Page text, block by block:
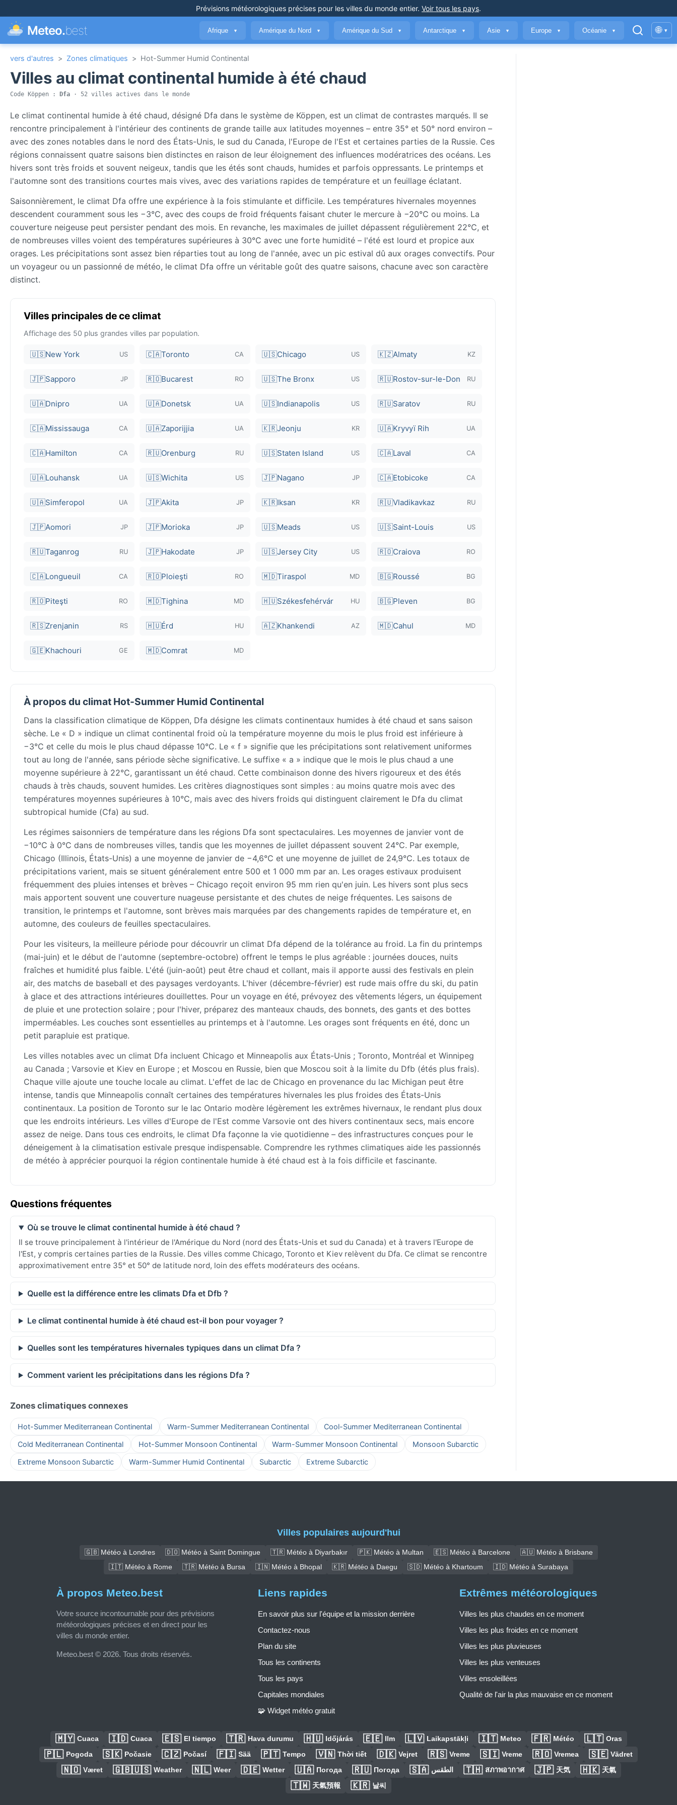
Prévisions météorologiques précises pour les villes du monde entier. Voir tous les pays.
Meteo.best Afrique ▼ Amérique du Nord ▼ Amérique du Sud ▼ Antarctique ▼ Asie ▼ Europe ▼ Océanie ▼ 🌐 ▾
vers d'autres > Zones climatiques > Hot-Summer Humid Continental
Villes au climat continental humide à été chaud
Code Köppen : Dfa · 52 villes actives dans le monde
Le climat continental humide à été chaud, désigné Dfa dans le système de Köppen, est un climat de contrastes marqués. Il se
rencontre principalement à l'intérieur des continents de grande taille aux latitudes moyennes – entre 35° et 50° nord environ –
avec des zones notables dans le nord des États-Unis, le sud du Canada, l'Europe de l'Est et certaines parties de la Russie. Ces
régions connaissent quatre saisons bien distinctes en raison de leur éloignement des influences modératrices des océans. Les
hivers sont très froids et souvent neigeux, tandis que les étés sont chauds, humides et parfois oppressants. Le printemps et
l'automne sont des transitions courtes mais vives, avec des variations rapides de température et un feuillage éclatant.
Saisonnièrement, le climat Dfa offre une expérience à la fois stimulante et difficile. Les températures hivernales moyennes
descendent couramment sous les −3°C, avec des coups de froid fréquents faisant chuter le mercure à −20°C ou moins. La
couverture neigeuse peut persister pendant des mois. En revanche, les maximales de juillet dépassent régulièrement 22°C, et
de nombreuses villes voient des températures supérieures à 30°C avec une forte humidité – l'été est lourd et propice aux
orages. Les précipitations sont assez bien réparties tout au long de l'année, avec un pic estival dû aux orages convectifs. Pour
un voyageur ou un passionné de météo, le climat Dfa offre un véritable goût des quatre saisons, chacune avec son caractère
distinct.
Villes principales de ce climat
Affichage des 50 plus grandes villes par population.
🇺🇸New York US 🇨🇦Toronto CA 🇺🇸Chicago US 🇰🇿Almaty KZ
🇯🇵Sapporo JP 🇷🇴Bucarest RO 🇺🇸The Bronx US 🇷🇺Rostov-sur-le-Don RU
🇺🇦Dnipro UA 🇺🇦Donetsk UA 🇺🇸Indianapolis US 🇷🇺Saratov RU
🇨🇦Mississauga CA 🇺🇦Zaporijjia UA 🇰🇷Jeonju KR 🇺🇦Kryvyï Rih UA
🇨🇦Hamilton CA 🇷🇺Orenburg RU 🇺🇸Staten Island US 🇨🇦Laval CA
🇺🇦Louhansk UA 🇺🇸Wichita US 🇯🇵Nagano JP 🇨🇦Etobicoke CA
🇺🇦Simferopol UA 🇯🇵Akita JP 🇰🇷Iksan KR 🇷🇺Vladikavkaz RU
🇯🇵Aomori JP 🇯🇵Morioka JP 🇺🇸Meads US 🇺🇸Saint-Louis US
🇷🇺Taganrog RU 🇯🇵Hakodate JP 🇺🇸Jersey City US 🇷🇴Craiova RO
🇨🇦Longueuil CA 🇷🇴Ploieşti RO 🇲🇩Tiraspol MD 🇧🇬Roussé BG
🇷🇴Piteşti RO 🇲🇩Tighina MD 🇭🇺Székesfehérvár HU 🇧🇬Pleven BG
🇷🇸Zrenjanin RS 🇭🇺Érd HU 🇦🇿Khankendi AZ 🇲🇩Cahul MD
🇬🇪Khachouri GE 🇲🇩Comrat MD
À propos du climat Hot-Summer Humid Continental
Dans la classification climatique de Köppen, Dfa désigne les climats continentaux humides à été chaud et sans saison
sèche. Le « D » indique un climat continental froid où la température moyenne du mois le plus froid est inférieure à
−3°C et celle du mois le plus chaud dépasse 10°C. Le « f » signifie que les précipitations sont relativement uniformes
tout au long de l'année, sans période sèche significative. Le suffixe « a » indique que le mois le plus chaud a une
moyenne supérieure à 22°C, garantissant un été chaud. Cette combinaison donne des hivers rigoureux et des étés
chauds à très chauds, souvent humides. Les critères diagnostiques sont simples : au moins quatre mois avec des
températures moyennes supérieures à 10°C, mais avec des hivers froids qui distinguent clairement le Dfa du climat
subtropical humide (Cfa) au sud.
Les régimes saisonniers de température dans les régions Dfa sont spectaculaires. Les moyennes de janvier vont de
−10°C à 0°C dans de nombreuses villes, tandis que les moyennes de juillet dépassent souvent 24°C. Par exemple,
Chicago (Illinois, États-Unis) a une moyenne de janvier de −4,6°C et une moyenne de juillet de 24,9°C. Les totaux de
précipitations varient, mais se situent généralement entre 500 et 1 000 mm par an. Les orages estivaux produisent
fréquemment des pluies intenses et brèves – Chicago reçoit environ 95 mm rien qu'en juin. Les hivers sont plus secs
mais apportent souvent une couverture nuageuse persistante et des chutes de neige fréquentes. Les saisons de
transition, le printemps et l'automne, sont brèves mais marquées par des changements rapides de température et, en
automne, des couleurs de feuilles spectaculaires.
Pour les visiteurs, la meilleure période pour découvrir un climat Dfa dépend de la tolérance au froid. La fin du printemps
(mai-juin) et le début de l'automne (septembre-octobre) offrent le temps le plus agréable : journées douces, nuits
fraîches et humidité plus faible. L'été (juin-août) peut être chaud et collant, mais il apporte aussi des festivals en plein
air, des matchs de baseball et des paysages verdoyants. L'hiver (décembre-février) est rude mais offre du ski, du patin
à glace et des attractions intérieures douillettes. Pour un voyage en été, prévoyez des vêtements légers, un équipement
de pluie et une protection solaire ; pour l'hiver, préparez des manteaux chauds, des bonnets, des gants et des bottes
imperméables. Les couches sont essentielles au printemps et à l'automne. Les orages sont fréquents en été, donc un
petit parapluie est pratique.
Les villes notables avec un climat Dfa incluent Chicago et Minneapolis aux États-Unis ; Toronto, Montréal et Winnipeg
au Canada ; Varsovie et Kiev en Europe ; et Moscou en Russie, bien que Moscou soit à la limite du Dfb (étés plus frais).
Chaque ville ajoute une touche locale au climat. L'effet de lac de Chicago en provenance du lac Michigan peut être
intense, tandis que Minneapolis connaît certaines des températures hivernales les plus froides des États-Unis
continentaux. La position de Toronto sur le lac Ontario modère légèrement les extrêmes hivernaux, le rendant plus doux
que les endroits intérieurs. Les villes d'Europe de l'Est comme Varsovie ont des hivers continentaux secs, mais encore
assez de neige. Dans tous ces endroits, le climat Dfa façonne la vie quotidienne – des infrastructures conçues pour le
déneigement à la climatisation estivale presque indispensable. Comprendre les rythmes climatiques aide les passionnés
de météo à apprécier pourquoi la région continentale humide à été chaud est à la fois difficile et fascinante.
Questions fréquentes
Où se trouve le climat continental humide à été chaud ?
Il se trouve principalement à l'intérieur de l'Amérique du Nord (nord des États-Unis et sud du Canada) et à travers l'Europe de
l'Est, y compris certaines parties de la Russie. Des villes comme Chicago, Toronto et Kiev relèvent du Dfa. Ce climat se rencontre
approximativement entre 35° et 50° de latitude nord, loin des effets modérateurs des océans.
Quelle est la différence entre les climats Dfa et Dfb ?
Le climat continental humide à été chaud est-il bon pour voyager ?
Quelles sont les températures hivernales typiques dans un climat Dfa ?
Comment varient les précipitations dans les régions Dfa ?
Zones climatiques connexes
Hot-Summer Mediterranean Continental Warm-Summer Mediterranean Continental Cool-Summer Mediterranean Continental
Cold Mediterranean Continental Hot-Summer Monsoon Continental Warm-Summer Monsoon Continental Monsoon Subarctic
Extreme Monsoon Subarctic Warm-Summer Humid Continental Subarctic Extreme Subarctic
Villes populaires aujourd'hui
🇬🇧 Météo à Londres 🇩🇴 Météo à Saint Domingue 🇹🇷 Météo à Diyarbakır 🇵🇰 Météo à Multan 🇪🇸 Météo à Barcelone
🇦🇺 Météo à Brisbane
🇮🇹 Météo à Rome
🇹🇷 Météo à Bursa 🇮🇳 Météo à Bhopal 🇰🇷 Météo à Daegu 🇸🇩 Météo à Khartoum 🇮🇩 Météo à Surabaya
À propos Meteo.best
Votre source incontournable pour des prévisions
météorologiques précises et en direct pour les
villes du monde entier.
Meteo.best © 2026. Tous droits réservés.
Liens rapides
En savoir plus sur l'équipe et la mission derrière
Contactez-nous
Plan du site
Tous les continents
Tous les pays
Capitales mondiales
🧩 Widget météo gratuit
Extrêmes météorologiques
Villes les plus chaudes en ce moment
Villes les plus froides en ce moment
Villes les plus pluvieuses
Villes les plus venteuses
Villes ensoleillées
Qualité de l'air la plus mauvaise en ce moment
🇲🇾 Cuaca 🇮🇩 Cuaca 🇪🇸 El tiempo 🇹🇷 Hava durumu 🇭🇺 Időjárás 🇪🇪 Ilm 🇱🇻 Laikapstākļi 🇮🇹 Meteo 🇫🇷 Météo 🇱🇹 Oras
🇵🇱 Pogoda 🇸🇰 Počasie 🇨🇿 Počasí 🇫🇮 Sää 🇵🇹 Tempo 🇻🇳 Thời tiết 🇩🇰 Vejret 🇷🇸 Vreme 🇸🇮 Vreme 🇷🇴 Vremea 🇸🇪 Vädret
🇳🇴 Været 🇬🇧🇺🇸 Weather 🇳🇱 Weer 🇩🇪 Wetter 🇺🇦 Погода 🇷🇺 Погода 🇸🇦 الطقس 🇹🇭 สภาพอากาศ 🇯🇵 天気 🇭🇰 天氣
🇹🇼 天氣預報 🇰🇷 날씨